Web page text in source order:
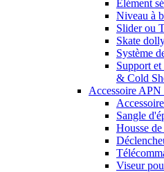
Elément
Niveau à
Slider ou
Skate
Système
Support
& Cold
Accessoire APN
Sangle
Housse
Viseur